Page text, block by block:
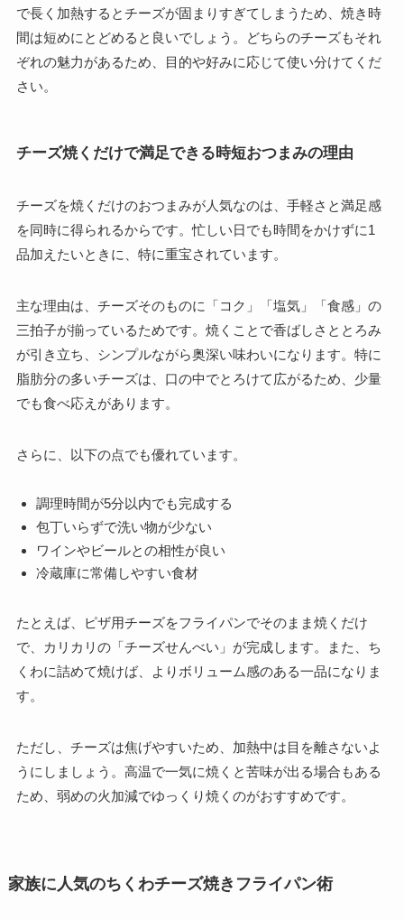
で長く加熱するとチーズが固まりすぎてしまうため、焼き時
間は短めにとどめると良いでしょう。どちらのチーズもそれ
ぞれの魅力があるため、目的や好みに応じて使い分けてくだ
さい。
チーズ焼くだけで満足できる時短おつまみの理由
チーズを焼くだけのおつまみが人気なのは、手軽さと満足感
を同時に得られるからです。忙しい日でも時間をかけずに1
品加えたいときに、特に重宝されています。
主な理由は、チーズそのものに「コク」「塩気」「食感」の
三拍子が揃っているためです。焼くことで香ばしさととろみ
が引き立ち、シンプルながら奥深い味わいになります。特に
脂肪分の多いチーズは、口の中でとろけて広がるため、少量
でも食べ応えがあります。
さらに、以下の点でも優れています。
調理時間が5分以内でも完成する
包丁いらずで洗い物が少ない
ワインやビールとの相性が良い
冷蔵庫に常備しやすい食材
たとえば、ピザ用チーズをフライパンでそのまま焼くだけ
で、カリカリの「チーズせんべい」が完成します。また、ち
くわに詰めて焼けば、よりボリューム感のある一品になりま
す。
ただし、チーズは焦げやすいため、加熱中は目を離さないよ
うにしましょう。高温で一気に焼くと苦味が出る場合もある
ため、弱めの火加減でゆっくり焼くのがおすすめです。
家族に人気のちくわチーズ焼きフライパン術